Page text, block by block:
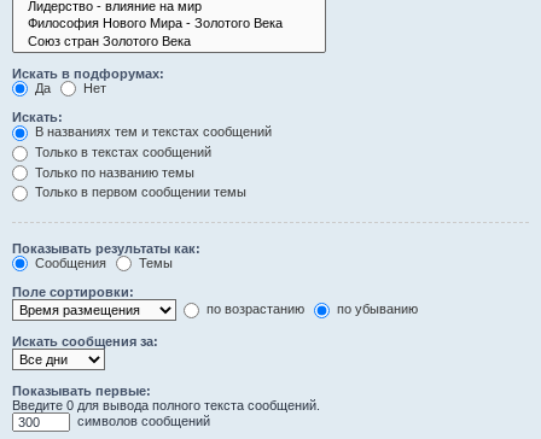
Искать в подфорумах:
Да
Нет
Искать:
В названиях тем и текстах сообщений
Только в текстах сообщений
Только по названию темы
Только в первом сообщении темы
Показывать результаты как:
Сообщения
Темы
Поле сортировки:
по возрастанию
по убыванию
Искать сообщения за:
Показывать первые:
Введите 0 для вывода полного текста сообщений.
символов сообщений